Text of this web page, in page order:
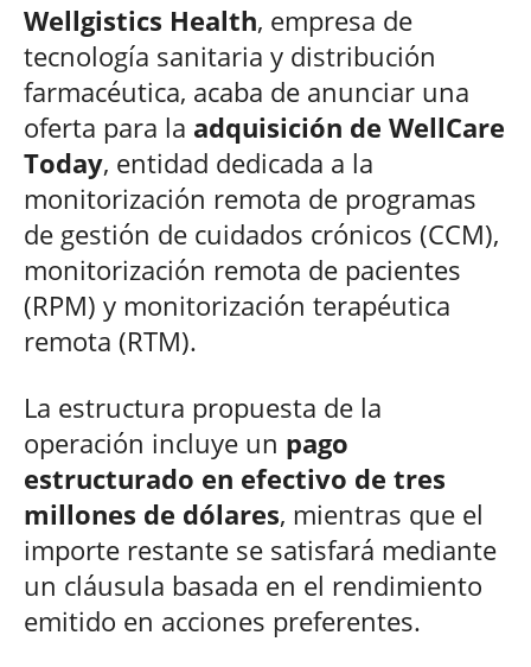
Wellgistics Health, empresa de
tecnología sanitaria y distribución
farmacéutica, acaba de anunciar una
oferta para la adquisición de WellCare
Today, entidad dedicada a la
monitorización remota de programas
de gestión de cuidados crónicos (CCM),
monitorización remota de pacientes
(RPM) y monitorización terapéutica
remota (RTM).
La estructura propuesta de la
operación incluye un pago
estructurado en efectivo de tres
millones de dólares, mientras que el
importe restante se satisfará mediante
un cláusula basada en el rendimiento
emitido en acciones preferentes.